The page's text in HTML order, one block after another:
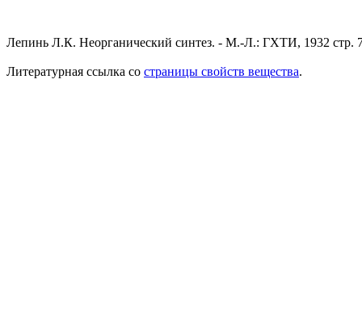
Лепинь Л.К. Неорганический синтез. - М.-Л.: ГХТИ, 1932 стр.
Литературная ссылка со страницы свойств вещества.